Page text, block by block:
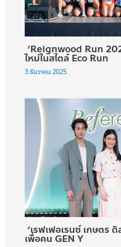
‘Reignwood Run
ใหม่ในสไตล์ Eco Run
3 ธันวาคม 2025
‘เรฟเฟอเรนซ์ เกษตร
เพื่อคน GEN Y